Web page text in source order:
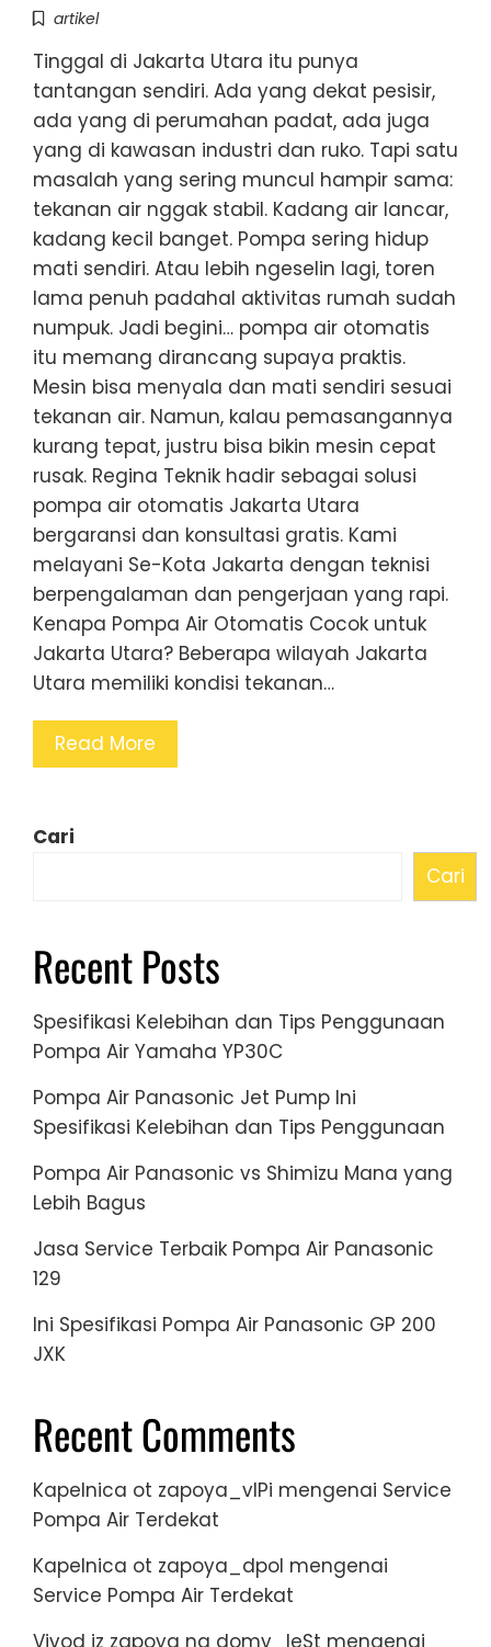
artikel
Tinggal di Jakarta Utara itu punya
tantangan sendiri. Ada yang dekat pesisir,
ada yang di perumahan padat, ada juga
yang di kawasan industri dan ruko. Tapi satu
masalah yang sering muncul hampir sama:
tekanan air nggak stabil. Kadang air lancar,
kadang kecil banget. Pompa sering hidup
mati sendiri. Atau lebih ngeselin lagi, toren
lama penuh padahal aktivitas rumah sudah
numpuk. Jadi begini… pompa air otomatis
itu memang dirancang supaya praktis.
Mesin bisa menyala dan mati sendiri sesuai
tekanan air. Namun, kalau pemasangannya
kurang tepat, justru bisa bikin mesin cepat
rusak. Regina Teknik hadir sebagai solusi
pompa air otomatis Jakarta Utara
bergaransi dan konsultasi gratis. Kami
melayani Se-Kota Jakarta dengan teknisi
berpengalaman dan pengerjaan yang rapi.
Kenapa Pompa Air Otomatis Cocok untuk
Jakarta Utara? Beberapa wilayah Jakarta
Utara memiliki kondisi tekanan…
Read More
Cari
Cari
Recent Posts
Spesifikasi Kelebihan dan Tips Penggunaan
Pompa Air Yamaha YP30C
Pompa Air Panasonic Jet Pump Ini
Spesifikasi Kelebihan dan Tips Penggunaan
Pompa Air Panasonic vs Shimizu Mana yang
Lebih Bagus
Jasa Service Terbaik Pompa Air Panasonic
129
Ini Spesifikasi Pompa Air Panasonic GP 200
JXK
Recent Comments
Kapelnica ot zapoya_vlPi mengenai Service
Pompa Air Terdekat
Kapelnica ot zapoya_dpol mengenai
Service Pompa Air Terdekat